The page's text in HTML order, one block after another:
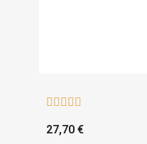
    
27,70 €